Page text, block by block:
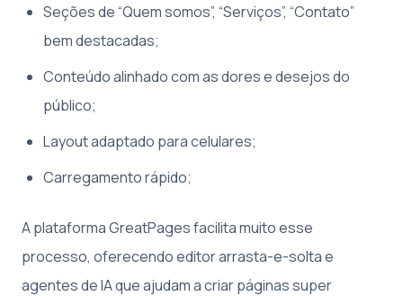
Seções de “Quem somos”, “Serviços”, “Contato”
bem destacadas;
Conteúdo alinhado com as dores e desejos do
público;
Layout adaptado para celulares;
Carregamento rápido;
A plataforma GreatPages facilita muito esse
processo, oferecendo editor arrasta-e-solta e
agentes de IA que ajudam a criar páginas super